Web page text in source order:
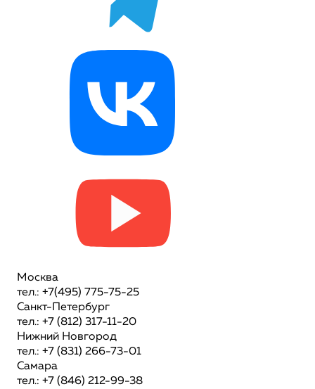
Москва
тел.: +7(495) 775-75-25
Санкт-Петербург
тел.: +7 (812) 317-11-20
Нижний Новгород
тел.: +7 (831) 266-73-01
Самара
тел.: +7 (846) 212-99-38